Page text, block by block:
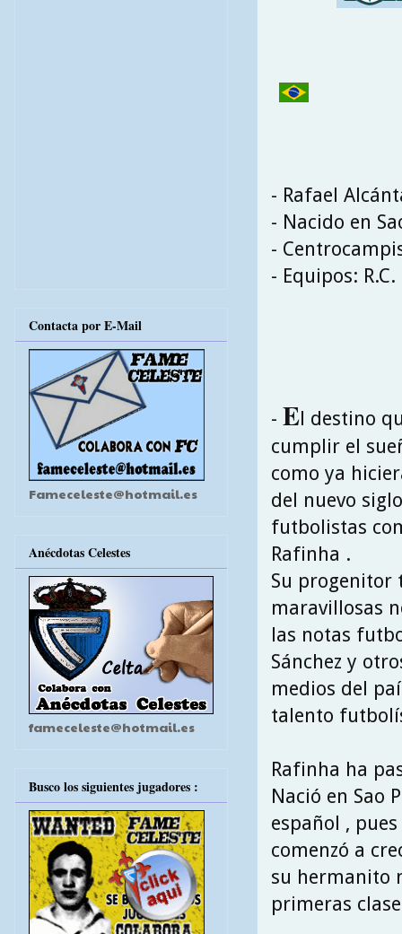
- Rafael
- Nacido en
-
- Equipos:
- El destino
cumplir el
como ya
del nuevo
futbolistas
Rafinha .
Su progenitor
maravillosas
las notas
Sánchez y
medios del
talento
Rafinha ha
Nació en Sao
español ,
comenzó a
su hermanito
primeras
Contacta por E-Mail
Fameceleste@hotmail.es
Anécdotas Celestes
fameceleste@hotmail.es
Busco los siguientes jugadores :